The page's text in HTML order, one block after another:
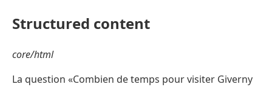
Structured content
core/html
La question «Combien de temps pour visiter Giverny